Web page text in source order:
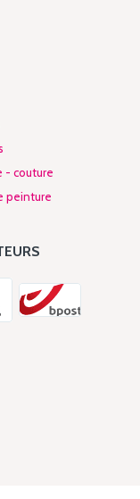
- couture
peinture